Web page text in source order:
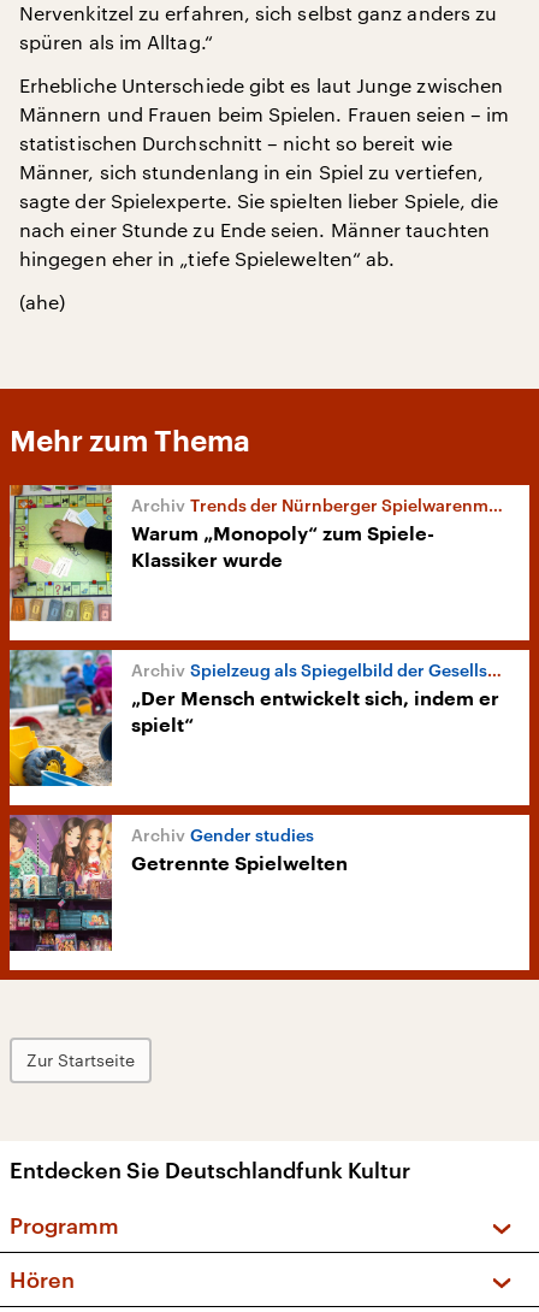
Nervenkitzel zu erfahren, sich selbst ganz anders zu
spüren als im Alltag.“
Erhebliche Unterschiede gibt es laut Junge zwischen
Männern und Frauen beim Spielen. Frauen seien – im
statistischen Durchschnitt – nicht so bereit wie
Männer, sich stundenlang in ein Spiel zu vertiefen,
sagte der Spielexperte. Sie spielten lieber Spiele, die
nach einer Stunde zu Ende seien. Männer tauchten
hingegen eher in „tiefe Spielewelten“ ab.
(ahe)
Mehr zum Thema
Trends der Nürnberger Spielwarenmesse
Warum „Monopoly“ zum Spiele-
Klassiker wurde
Spielzeug als Spiegelbild der Gesellschaft
„Der Mensch entwickelt sich, indem er
spielt“
Gender studies
Getrennte Spielwelten
Zur Startseite
Entdecken Sie Deutschlandfunk Kultur
Programm
Hören